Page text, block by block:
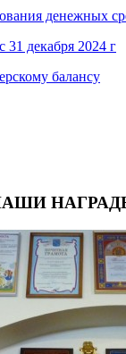
денежных
31 декабря 2024 г
балансу